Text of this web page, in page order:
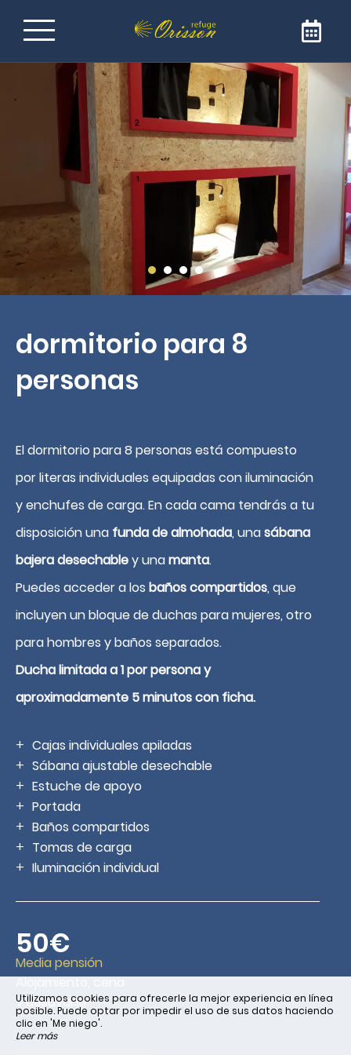
Refugio en el Camino de
Santiago de
Compostela
Bienvenido al Refugio Orisson, idealmente
ubicado en el GR65 para llegar a Santiago de
Compostela. Nuestro refugio es la dirección
ideal para una escala reconfortante y
amigable. El refugio sólo está abierto a
peregrinos y caminantes.
Reservar
dormitorio para 8
personas
El dormitorio para 8 personas está compuesto
por literas individuales equipadas con iluminación
y enchufes de carga. En cada cama tendrás a tu
disposición una funda de almohada, unasábana
bajera desechabley unamanta.
Puedes acceder a los baños compartidos, que
incluyen un bloque de duchas para mujeres, otro
para hombres y baños separados.
Ducha limitada a 1 por persona y
aproximadamente 5 minutos con ficha.
Cajas individuales apiladas
Sábana ajustable desechable
Estuche de apoyo
Portada
Baños compartidos
Tomas de carga
Iluminación individual
50€
Media pensión
Alojamiento, cena
y desayuno
Utilizamos cookies para ofrecerle la mejor experiencia en línea
posible. Puede optar por impedir el uso de sus datos haciendo
clic en 'Me niego'.
Leer más